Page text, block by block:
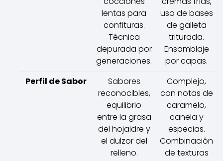
lentas para
confituras.
Técnica
depurada por
generaciones.
uso de bases
de galleta
triturada.
Ensamblaje
por capas.
Perfil de Sabor
Sabores
reconocibles,
equilibrio
entre la grasa
del hojaldre y
el dulzor del
relleno.
Complejo,
con notas de
caramelo,
canela y
especias.
Combinación
de texturas